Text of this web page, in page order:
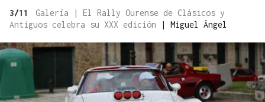
3/11
Galería | El Rally Ourense de Clásicos y
Antiguos celebra su XXX edición
| Miguel Ángel